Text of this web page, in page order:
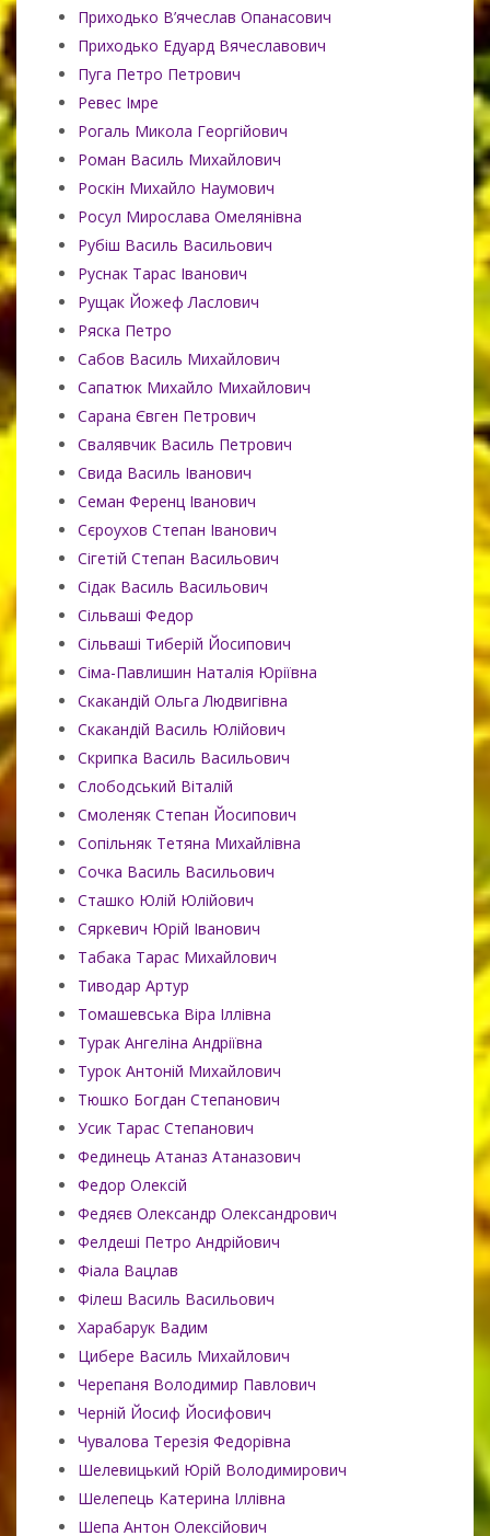
Приходько В’ячеслав Опанасович
Приходько Едуард Вячеславович
Пуга Петро Петрович
Ревес Імре
Рогаль Микола Георгійович
Роман Василь Михайлович
Роскін Михайло Наумович
Росул Мирослава Омелянівна
Рубіш Василь Васильович
Руснак Тарас Іванович
Рущак Йожеф Ласлович
Ряска Петро
Сабов Василь Михайлович
Сапатюк Михайло Михайлович
Сарана Євген Петрович
Свалявчик Василь Петрович
Свида Василь Іванович
Семан Ференц Іванович
Сєроухов Степан Іванович
Сігетій Степан Васильович
Сідак Василь Васильович
Сільваші Федор
Сільваші Тиберій Йосипович
Сіма-Павлишин Наталія Юріївна
Скакандій Ольга Людвигівна
Скакандій Василь Юлійович
Скрипка Василь Васильович
Слободський Віталій
Смоленяк Степан Йосипович
Сопільняк Тетяна Михайлівна
Сочка Василь Васильович
Сташко Юлій Юлійович
Сяркевич Юрій Іванович
Табака Тарас Михайлович
Тиводар Артур
Томашевська Віра Іллівна
Турак Ангеліна Андріївна
Турок Антоній Михайлович
Тюшко Богдан Степанович
Усик Тарас Степанович
Фединець Атаназ Атаназович
Федор Олексій
Федяєв Олександр Олександрович
Фелдеші Петро Андрійович
Фіала Вацлав
Філеш Василь Васильович
Харабарук Вадим
Цибере Василь Михайлович
Черепаня Володимир Павлович
Черній Йосиф Йосифович
Чувалова Терезія Федорівна
Шелевицький Юрій Володимирович
Шелепець Катерина Іллівна
Шепа Антон Олексійович